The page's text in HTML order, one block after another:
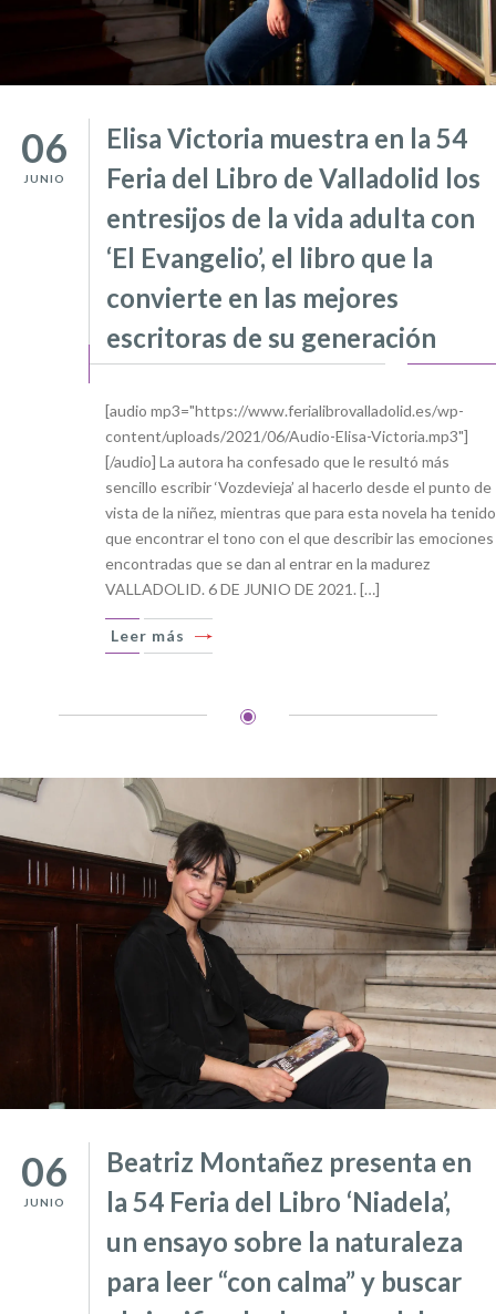
06
JUNIO
Elisa Victoria muestra en la 54
Feria del Libro de Valladolid los
entresijos de la vida adulta con
‘El Evangelio’, el libro que la
convierte en las mejores
escritoras de su generación
[audio mp3="https://www.ferialibrovalladolid.es/wp-
content/uploads/2021/06/Audio-Elisa-Victoria.mp3"]
[/audio] La autora ha confesado que le resultó más
sencillo escribir ‘Vozdevieja’ al hacerlo desde el punto de
vista de la niñez, mientras que para esta novela ha tenido
que encontrar el tono con el que describir las emociones
encontradas que se dan al entrar en la madurez
VALLADOLID. 6 DE JUNIO DE 2021. […]
Leer más
06
JUNIO
Beatriz Montañez presenta en
la 54 Feria del Libro ‘Niadela’,
un ensayo sobre la naturaleza
para leer “con calma” y buscar